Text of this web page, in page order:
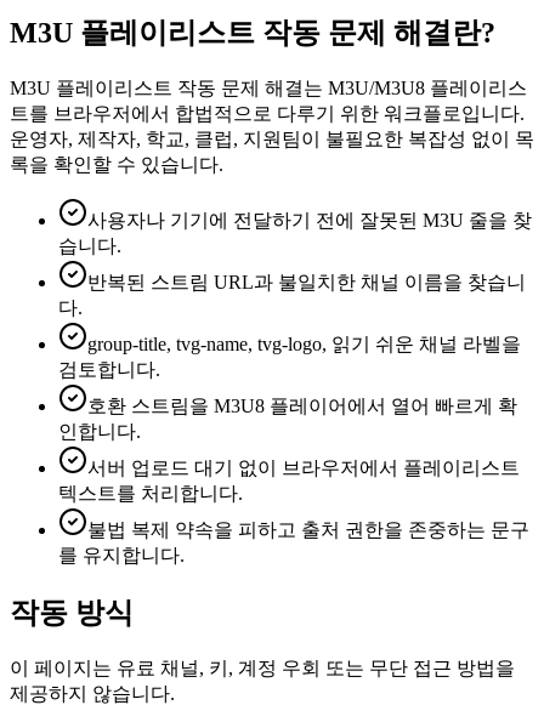
M3U 플레이리스트 작동 문제 해결란?
M3U 플레이리스트 작동 문제 해결는 M3U/M3U8 플레이리스
트를 브라우저에서 합법적으로 다루기 위한 워크플로입니다.
운영자, 제작자, 학교, 클럽, 지원팀이 불필요한 복잡성 없이 목
록을 확인할 수 있습니다.
사용자나 기기에 전달하기 전에 잘못된 M3U 줄을 찾
습니다.
반복된 스트림 URL과 불일치한 채널 이름을 찾습니
다.
group-title, tvg-name, tvg-logo, 읽기 쉬운 채널 라벨을
검토합니다.
호환 스트림을 M3U8 플레이어에서 열어 빠르게 확
인합니다.
서버 업로드 대기 없이 브라우저에서 플레이리스트
텍스트를 처리합니다.
불법 복제 약속을 피하고 출처 권한을 존중하는 문구
를 유지합니다.
작동 방식
이 페이지는 유료 채널, 키, 계정 우회 또는 무단 접근 방법을
제공하지 않습니다.